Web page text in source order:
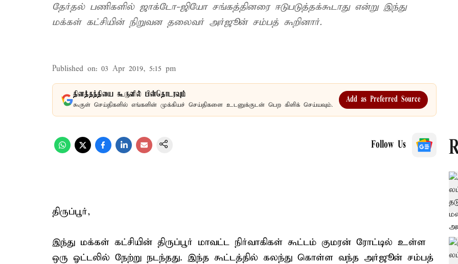
தேர்தல் பணிகளில் ஜாக்டோ-ஜியோ சங்கத்தினரை ஈடுபடுத்தக்கூடாது என்று இந்து
மக்கள் கட்சியின் நிறுவன தலைவர் அர்ஜூன் சம்பத் கூறினார்.
Published on: 03 Apr 2019, 5:15 pm
தினத்தந்தியை கூகுளில் பின்தொடரவும்
கூகுள் செய்திகளில் எங்களின் முக்கியச் செய்திகளை உடனுக்குடன் பெற கிளிக் செய்யவும்.
Add as Preferred Source
Follow Us
திருப்பூர்,
இந்து மக்கள் கட்சியின் திருப்பூர் மாவட்ட நிர்வாகிகள் கூட்டம் குமரன் ரோட்டில் உள்ள
ஒரு ஓட்டலில் நேற்று நடந்தது. இந்த கூட்டத்தில் கலந்து கொள்ள வந்த அர்ஜூன் சம்பத்